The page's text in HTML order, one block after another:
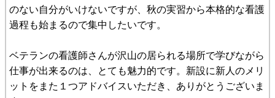
のない自分がいけないですが、秋の実習から本格的な看護
過程も始まるので集中したいです。
ベテランの看護師さんが沢山の居られる場所で学びながら
仕事が出来るのは、とても魅力的です。新設に新人のメリ
ットをまた１つアドバイスいただき、ありがとうございま